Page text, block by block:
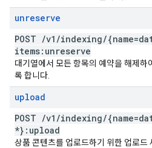
unreserve
POST /v1 /indexing/
items:unreserve
대기열에서 모든 항목의 예약을 해제하
록 합니다.
upload
POST /v1 /indexing/
*}:upload
상품 콘텐츠를 업로드하기 위한 업로드